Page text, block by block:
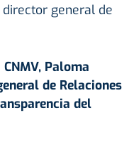
director general de
Paloma
de Relaciones
del